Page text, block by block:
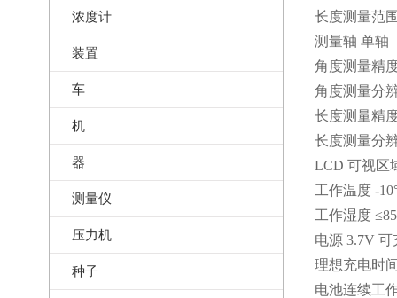
浓度计
装置
车
机
器
测量仪
压力机
种子
长度测量范
测量轴 单轴
角度测量精
角度测量分
长度测量精
长度测量分
LCD 可视区
工作温度 -
工作湿度 ≤85
电源 3.7V
理想充电时
电池连续工